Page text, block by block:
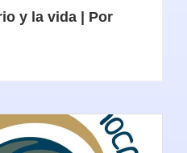
y la vida | Por